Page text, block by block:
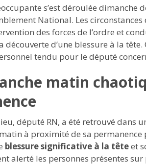
s’est déroulée
National. Les circonstances
des forces de l’ordre et
découverte d’une blessure à la
tendu pour le député
matin
député RN, a été retrouvé dans
à proximité de sa permanence
blessure significative à la têteet
alerté les personnes présentes sur